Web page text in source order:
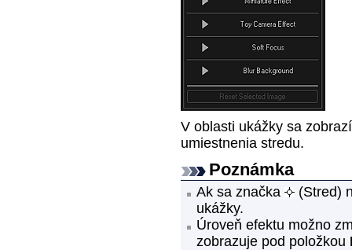
V oblasti ukážky sa
umiestnenia stredu.
Poznámka
Ak sa značka
(Stred)
ukážky.
Úroveň efektu možno
zobrazuje pod položkou